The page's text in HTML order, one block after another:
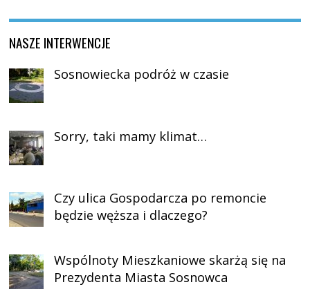
NASZE INTERWENCJE
Sosnowiecka podróż w czasie
Sorry, taki mamy klimat…
Czy ulica Gospodarcza po remoncie
będzie węższa i dlaczego?
Wspólnoty Mieszkaniowe skarżą się na
Prezydenta Miasta Sosnowca